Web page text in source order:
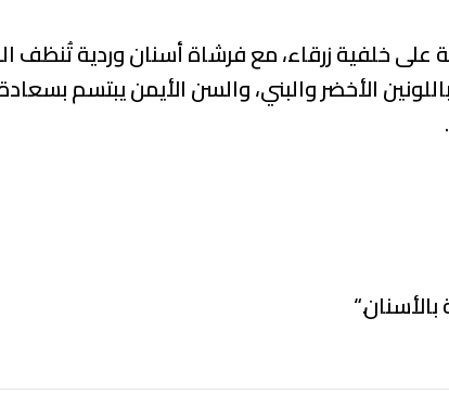
على خلفية زرقاء، مع فرشاة أسنان وردية
الأخضر والبني، والسن الأيمن يبتسم
“